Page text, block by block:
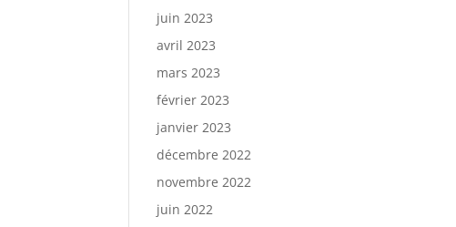
juin 2023
avril 2023
mars 2023
février 2023
janvier 2023
décembre 2022
novembre 2022
juin 2022